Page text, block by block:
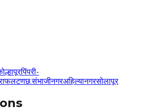
पिंपरी-
फलटणछ.संभाजीनगरअहिल्यानगरसोलापूर